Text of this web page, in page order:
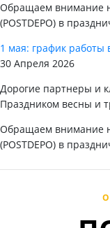
Обращаем внимание
(POSTDEPO) в
1 мая: график
30 Апреля 2026
Дорогие партнеры и
Праздником весны и
Обращаем внимание
(POSTDEPO) в